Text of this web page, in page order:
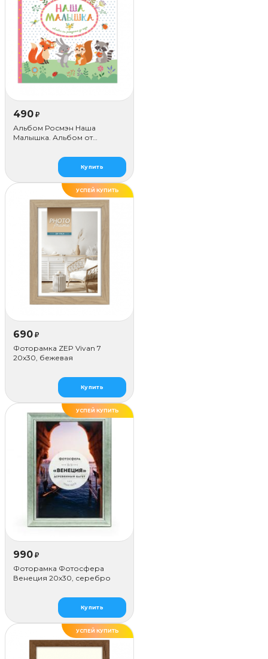
490 ₽
Альбом Росмэн Наша
Малышка. Альбом от
Купить
УСПЕЙ КУПИТЬ
690 ₽
Фоторамка ZEP Vivan 7
20x30, бежевая
Купить
УСПЕЙ КУПИТЬ
ДЕЛАЕМ САМИ
990 ₽
Фоторамка Фотосфера
Венеция 20x30, серебро
Купить
УСПЕЙ КУПИТЬ